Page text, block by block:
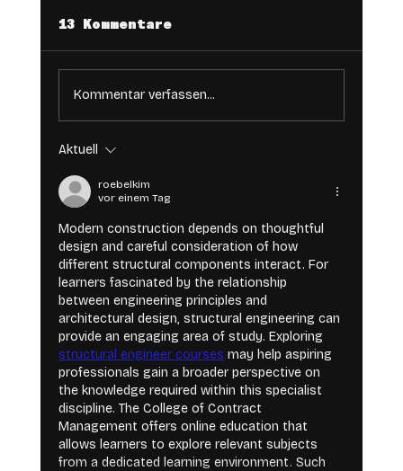
IPHONE 15 PRO (ODER NEUER)
MIT DER BLACKMAGIC CAMERA APP –
DIE 5 WICHTIGSTEN TIPPS
13 Kommentare
Kommentar verfassen...
Aktuell
roebelkim
vor einem Tag
Modern construction depends on thoughtful
design and careful consideration of how
different structural components interact. For
learners fascinated by the relationship
between engineering principles and
architectural design, structural engineering can
provide an engaging area of study. Exploring
structural engineer courses may help aspiring
professionals gain a broader perspective on
the knowledge required within this specialist
discipline. The College of Contract
Management offers online education that
allows learners to explore relevant subjects
from a dedicated learning environment. Such